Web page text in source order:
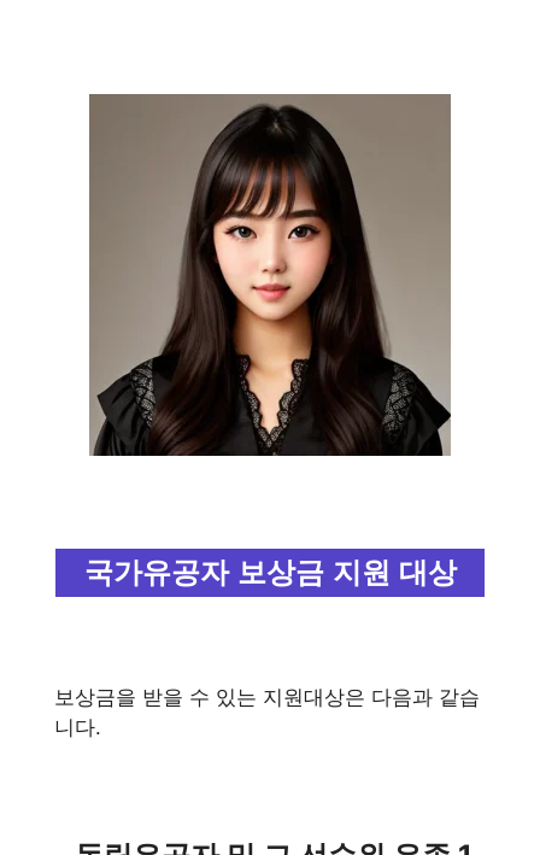
국가유공자 보상금 지원 대상
보상금을 받을 수 있는 지원대상은 다음과 같습
니다.